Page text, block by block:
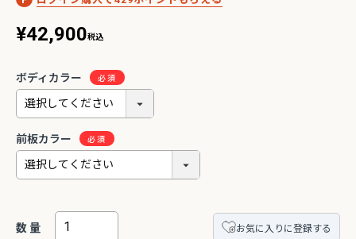
¥42,900税込
ボディカラー
前板カラー
お気に入りに登録する